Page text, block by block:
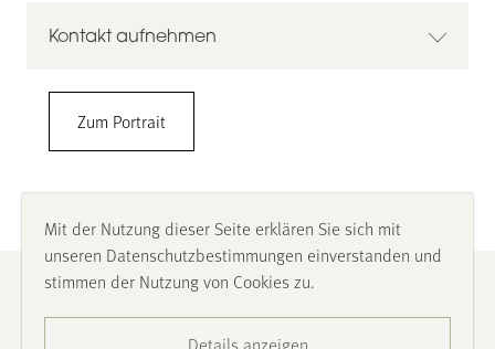
Kontakt aufnehmen
TU Dortmund
Fakultät Statistik
dr-walter-kraemer/
Zum Portrait
Impressum
Mit der Nutzung dieser Seite erklären Sie sich mit
unseren Datenschutzbestimmungen einverstanden und
stimmen der Nutzung von Cookies zu.
Details anzeigen